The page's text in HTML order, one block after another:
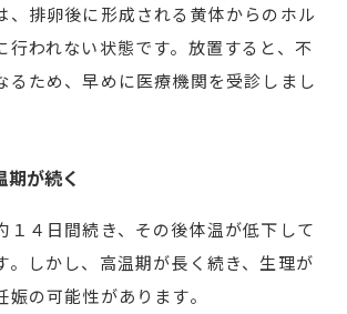
、排卵後に形成される黄体からのホル
行われない状態です。放置すると、不
るため、早めに医療機関を受診しまし
が続く
１４日間続き、その後体温が低下して
。しかし、高温期が長く続き、生理が
の可能性があります。